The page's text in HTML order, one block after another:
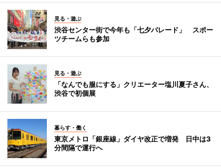
見る・遊ぶ
渋谷センター街で今年も「七夕パレード」 スポー
ツチームらも参加
見る・遊ぶ
「なんでも服にする」クリエーター塩川夏子さん、
渋谷で初個展
暮らす・働く
東京メトロ「銀座線」ダイヤ改正で増発 日中は3
分間隔で運行へ